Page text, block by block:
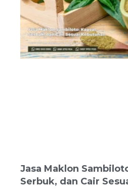
Jasa Maklon
Serbuk, dan Cair